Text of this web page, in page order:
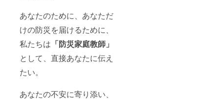
あなたのために、あなただ
けの防災を届けるために、
私たちは 「防災家庭教師」
として、直接あなたに伝え
たい。
あなたの不安に寄り添い、